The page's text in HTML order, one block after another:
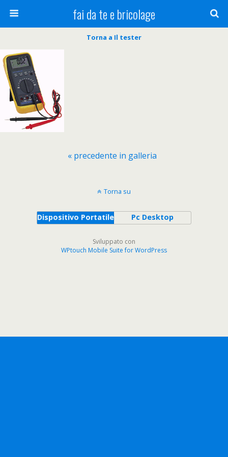
fai da te e bricolage
Torna a Il tester
« precedente in galleria
Torna su
Dispositivo Portatile Pc Desktop
Sviluppato con
WPtouch Mobile Suite for WordPress